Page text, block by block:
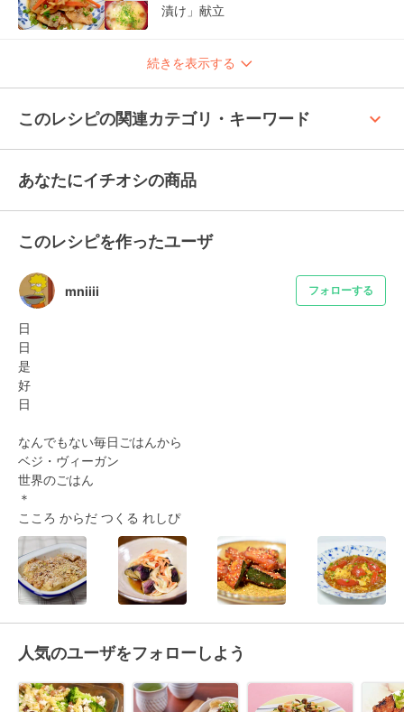
漬け」献立
続きを表示する
このレシピの関連カテゴリ・キーワード keyboard_arrow_up
あなたにイチオシの商品
このレシピを作ったユーザ
mniiii フォローする
日
日
是
好
日
なんでもない毎日ごはんから
ベジ・ヴィーガン
世界のごはん
＊
こころ からだ つくる れしぴ
人気のユーザをフォローしよう